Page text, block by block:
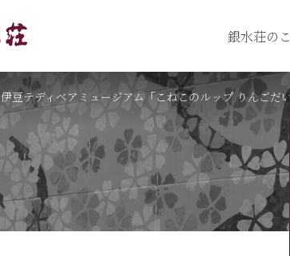
銀水荘の
伊豆テディベアミュージアム「こねこのルップ りんごだ